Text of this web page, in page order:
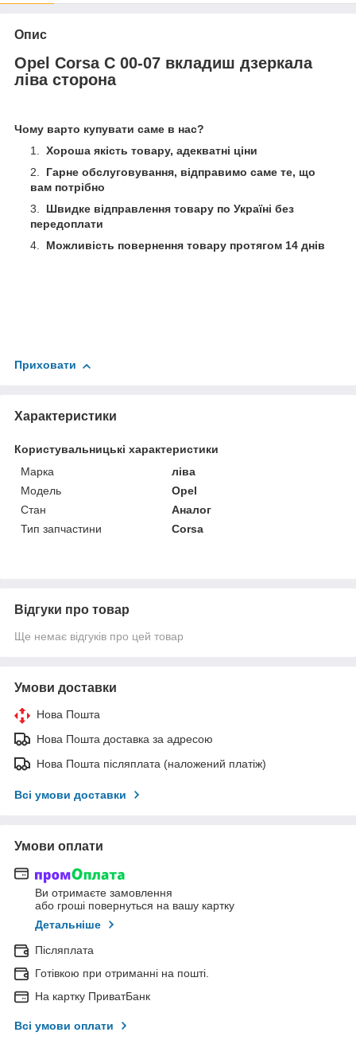
Опис
Opel Corsa C 00-07 вкладиш дзеркала
ліва сторона
Чому варто купувати саме в нас?
Хороша якість товару, адекватні ціни
Гарне обслуговування, відправимо саме те, що
вам потрібно
Швидке відправлення товару по Україні без
передоплати
Можливість повернення товару протягом 14 днів
Приховати
Характеристики
Користувальницькі характеристики
Марка
ліва
Мoдель
Opel
Стан
Аналог
Тип запчастини
Corsa
Відгуки про товар
Ще немає відгуків про цей товар
Умови доставки
Нова Пошта
Нова Пошта доставка за адресою
Нова Пошта післяплата (наложений платіж)
Всі умови доставки
Умови оплати
Ви отримаєте замовлення
або гроші повернуться на вашу картку
Детальніше
Післяплата
Готівкою при отриманні на пошті.
На картку ПриватБанк
Всі умови оплати